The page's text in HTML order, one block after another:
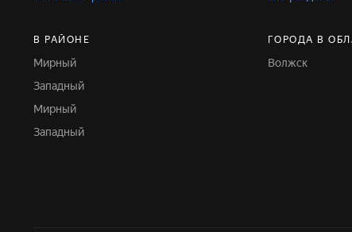
В РАЙОНЕ
Мирный
Западный
Мирный
Западный
ГОРОДА В
Волжск